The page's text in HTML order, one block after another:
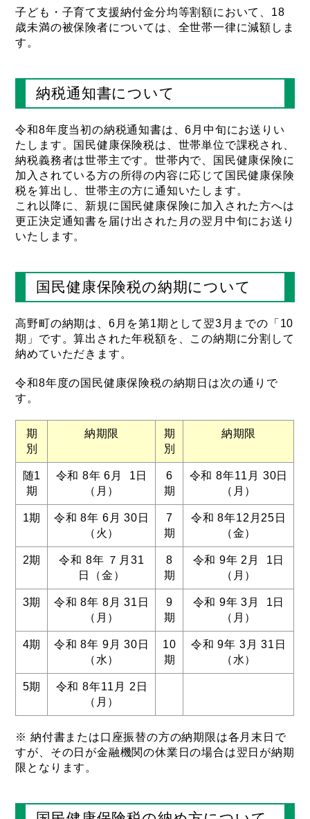
子ども・子育て支援納付金分均等割額において、18
歳未満の被保険者については、全世帯一律に減額しま
す。
納税通知書について
令和8年度当初の納税通知書は、6月中旬にお送りい
たします。国民健康保険税は、世帯単位で課税され、
納税義務者は世帯主です。世帯内で、国民健康保険に
加入されている方の所得の内容に応じて国民健康保険
税を算出し、世帯主の方に通知いたします。
これ以降に、新規に国民健康保険に加入された方へは
更正決定通知書を届け出された月の翌月中旬にお送り
いたします。
国民健康保険税の納期について
高野町の納期は、6月を第1期として翌3月までの「10
期」です。算出された年税額を、この納期に分割して
納めていただきます。
令和8年度の国民健康保険税の納期日は次の通りで
す。
期
別
納期限
期
別
納期限
随1
期
令和 8年 6月 1日
（月）
6
期
令和 8年11月 30日
（月）
1期
令和 8年 6月 30日
（火）
7
期
令和 8年12月25日
（金）
2期
令和 8年 ７月31
日（金）
8
期
令和 9年 2月 1日
（月）
3期
令和 8年 8月 31日
（月）
9
期
令和 9年 3月 1日
（月）
4期
令和 8年 9月 30日
（水）
10
期
令和 9年 3月 31日
（水）
5期
令和 8年11月 2日
（月）
※ 納付書または口座振替の方の納期限は各月末日で
すが、その日が金融機関の休業日の場合は翌日が納期
限となります。